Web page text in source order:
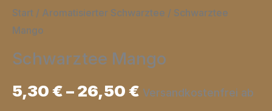
Start / Aromatisierter Schwarztee / Schwarztee
Mango
Schwarztee Mango
5,30€–26,50€ Versandkostenfrei ab